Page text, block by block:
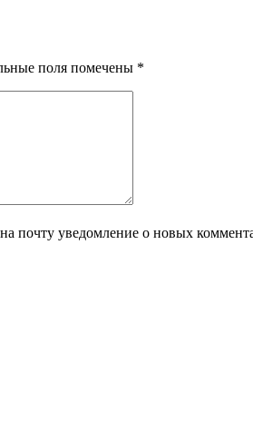
поля помечены *
почту уведомление о новых